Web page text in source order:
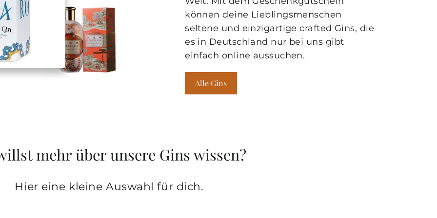
können deine Lieblingsmenschen
seltene und einzigartige crafted Gins, die
es in Deutschland nur bei uns gibt
einfach online aussuchen.
Alle Gins
mehr über unsere Gins wissen?
Hier eine kleine Auswahl für dich.